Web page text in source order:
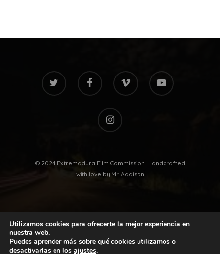
twitter facebook vimeo youtube
instagram
© 2024 Extremadura Film Commission. Handcrafted
with love by Mr. Addison
Utilizamos cookies para ofrecerte la mejor experiencia en
nuestra web.
Puedes aprender más sobre qué cookies utilizamos o
desactivarlas en los ajustes.